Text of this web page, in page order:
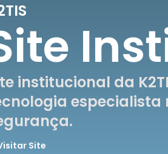
institucional da
especialista
Site